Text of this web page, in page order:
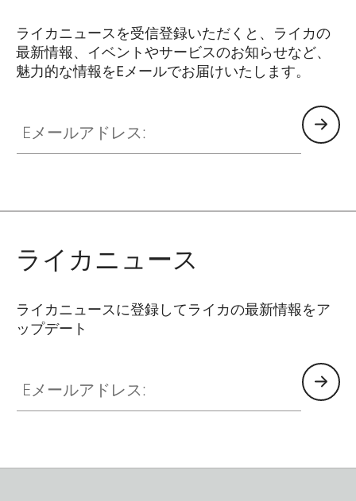
ライカニュースを受信登録いただくと、ライカの
最新情報、イベントやサービスのお知らせなど、
魅力的な情報をEメールでお届けいたします。
ライカニュース
ライカニュースに登録してライカの最新情報をア
ップデート